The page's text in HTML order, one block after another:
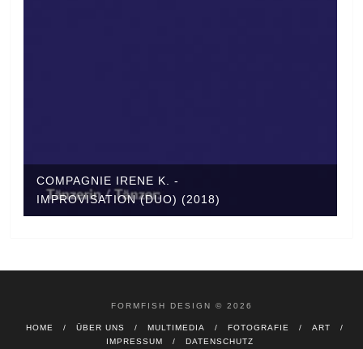
COMPAGNIE IRENE K. -
IMPROVISATION (DUO) (2018)
FORMFISH DESIGN © 2026
HOME ÜBER UNS MULTIMEDIA FOTOGRAFIE
ART
IMPRESSUM
DATENSCHUTZ